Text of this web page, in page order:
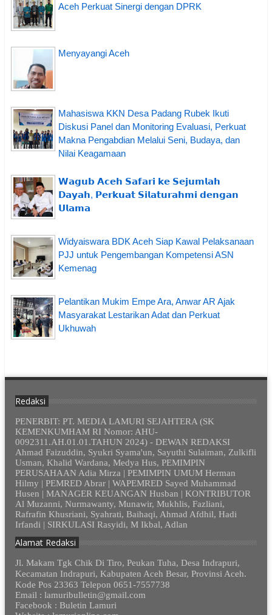
Aceh Perkuat Sinergi dengan DPRK
Menyayangi Aceh
Mahasiswa KKN Desa Padang Rubek Ikuti
Diskusi Panel dan Monitoring Evaluasi, Perkuat
Makna Pengabdian Melalui Seni, Budaya, dan
Nilai Keagamaan
𝗪𝗮𝗴𝘂𝗯 𝗔𝗰𝗲𝗵 𝗦𝗮𝗳𝗮𝗿𝗶 𝗸𝗲 𝗦𝗲𝗷𝘂𝗺𝗹𝗮𝗵
𝗗𝗮𝘆𝗮𝗵, 𝗣𝗲𝗿𝗸𝘂𝗮𝘁 𝗦𝗶𝗹𝗮𝘁𝘂𝗿𝗮𝗵𝗺𝗶 𝗱𝗲𝗻𝗴𝗮𝗻
𝗨𝗹𝗮𝗺𝗮
Widyaiswara BDK Aceh Siap Kawal Pelaksanaan
PJJ untuk Pengembangan Kompetensi ASN
Kemenag
Pelantikan Mukim Empe Ara, Anwar AR Ajak
Masyarakat Lestarikan Adat dan Perkuat
Ukhuwah
Redaksi
PENERBIT: PT. MEDIA LAMURI SEJAHTERA (SK
KEMENKUMHAM RI Nomor: AHU-
0092311.AH.01.01.TAHUN 2024) - DEWAN REDAKSI
Ahmad Faizuddin, Syukri Syama'un, Sayuthi Sulaiman, Zulkifli
Usman, Khalid Wardana, Medya Hus, PEMIMPIN
PERUSAHAAN Adia Mirza | PEMIMPIN UMUM Herman
Hilmy | PEMRED Abrar | WAPEMRED Sayed Muhammad
Husen | MANAGER KEUANGAN Husban | KONTRIBUTOR
Al Muzanni, Nurmawanty, Munawir, Mukhlis, Fazliani,
Rafrafin Khusriani, Syahrati, Baihaqi, Ahmad Afdhil, Hadi
Irfandi | SIRKULASI Rasyidi, M Ikbal, Adlan
Alamat Redaksi
Jl. Makam Tgk Chik Di Tiro, Peukan Tuha, Desa Indrapuri,
Kecamatan Indrapuri, Kabupaten Aceh Besar, Provinsi Aceh.
Kode Pos 23363 Telepon 0651-7557738
Email : lamuribulletin@gmail.com
Facebook : Buletin Lamuri